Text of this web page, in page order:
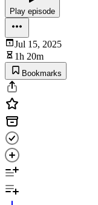
Play episode
Jul 15, 2025
1h 20m
Bookmarks